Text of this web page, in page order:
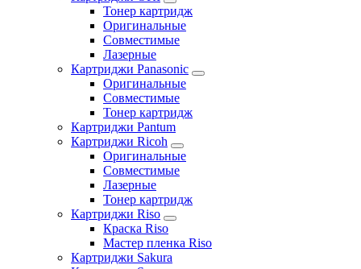
Тонер картридж
Оригинальные
Совместимые
Лазерные
Картриджи Panasonic
Оригинальные
Совместимые
Тонер картридж
Картриджи Pantum
Картриджи Ricoh
Оригинальные
Совместимые
Лазерные
Тонер картридж
Картриджи Riso
Краска Riso
Мастер пленка Riso
Картриджи Sakura